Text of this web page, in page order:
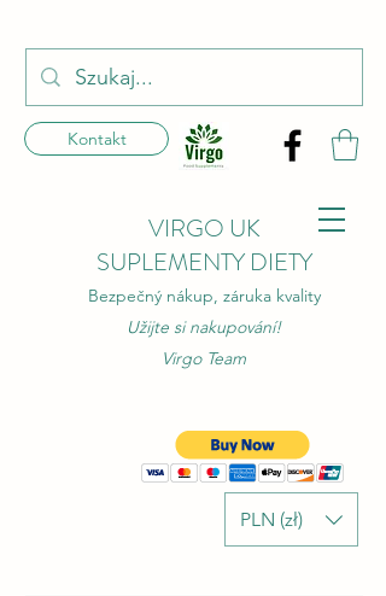
Kontakt
Bezpečný nákup, záruka kvality
Užijte si nakupování!
Virgo Team
PLN (zł)
VIRGO UK
SUPLEMENTY DIETY